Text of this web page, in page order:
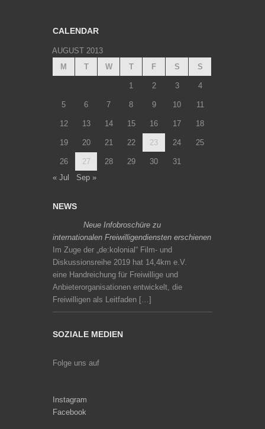
CALENDAR
AUGUST 2013
M
T W T F S S
1 2 3 4
5 6 7 8 9 10 11
12 13 14 15 16 17 18
19 20 21 22 23 24 25
26 27 28 29 30
31
« Jul
Sep »
NEWS
Neue Infobroschüre zu
internationalen Freiwilligendiensten erschienen
Im Zuge der „de:kolonial“ Film- und
Diskussionsreihe 2019 hat 14,4km e.V.
eine Handreichung für Freiwillige und
Anbieterorganisationen entwickelt, die
Freiwilligen als Leitfaden […]
SOZIALE MEDIEN
Folge uns auf
Instagram
Facebook